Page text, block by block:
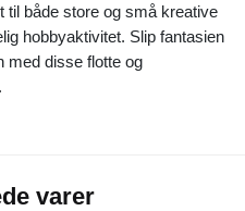
til både store og små kreative
hobbyaktivitet. Slip fantasien
med disse flotte og
varer